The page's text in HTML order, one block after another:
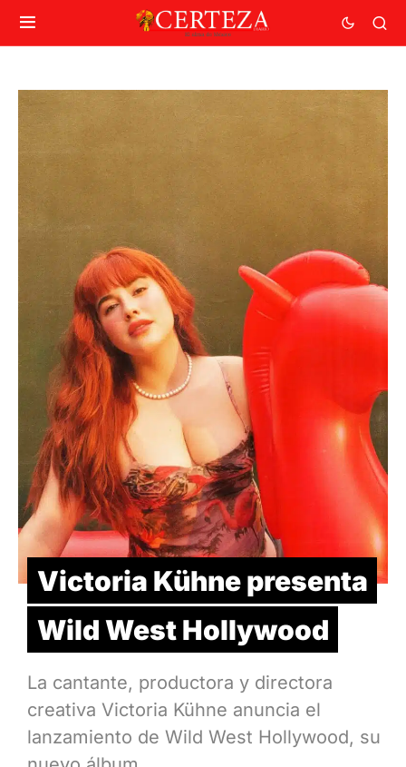
Victoria Kühne presenta
Wild West Hollywood
La cantante, productora y directora
creativa Victoria Kühne anuncia el
lanzamiento de Wild West Hollywood, su